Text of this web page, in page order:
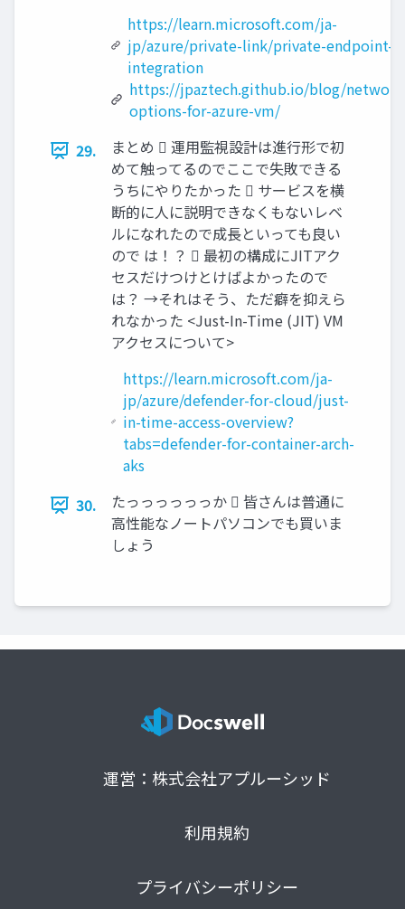
https://learn.microsoft.com/ja-
jp/azure/private-link/private-endpoint-
integration
https://jpaztech.github.io/blog/
options-for-azure-vm/
29.
まとめ  運用監視設計は進行形で初
めて触ってるのでここで失敗できる
うちにやりたかった  サービスを横
断的に人に説明できなくもないレベ
ルになれたので成長といっても良い
ので は！？  最初の構成にJITアク
セスだけつけとけばよかったので
は？ →それはそう、ただ癖を抑えら
れなかった <Just-In-Time (JIT) VM
アクセスについて>
https://learn.microsoft.com/ja-
jp/azure/defender-for-cloud/just-
in-time-access-overview?
tabs=defender-for-container-arch-
aks
30.
たっっっっっっか  皆さんは普通に
高性能なノートパソコンでも買いま
しょう
運営：株式会社アプルーシッド
利用規約
プライバシーポリシー